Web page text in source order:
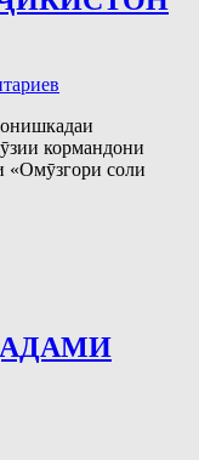
кормандони
«Омӯзгори соли